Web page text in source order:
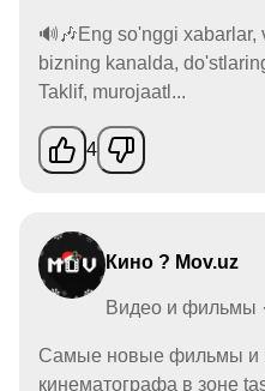
🔊🎶Eng so'nggi xabarlar,
bizning kanalda,
Taklif, murojaatl...
4
Кино ? Mov.uz
Видео и фильмы
Самые новые фильмы и
кинематографа в зоне